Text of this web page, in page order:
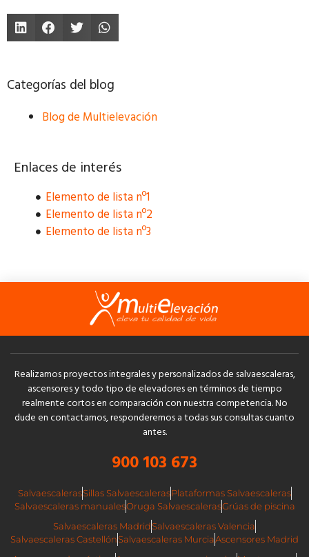
Categorías del blog
Blog de Multielevación
Enlaces de interés
Elemento de lista nº1
Elemento de lista nº2
Elemento de lista nº3
Realizamos proyectos integrales y personalizados de salvaescaleras,
ascensores y todo tipo de elevadores en términos de tiempo
realmente cortos en comparación con nuestra competencia. No
dude en contactarnos, responderemos a todas sus consultas cuanto
antes.
900 103 673
SalvaescalerasSillas SalvaescalerasPlataformas Salvaescaleras
Salvaescaleras manualesOruga SalvaescalerasGrúas de piscina
Salvaescaleras MadridSalvaescaleras Valencia
Salvaescaleras CastellónSalvaescaleras MurciaAscensores Madrid